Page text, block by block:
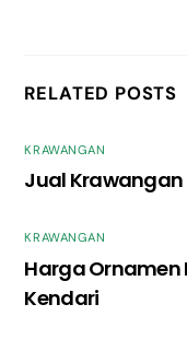
RELATED POSTS
KRAWANGAN
Jual Krawangan
KRAWANGAN
Harga Ornamen
Kendari